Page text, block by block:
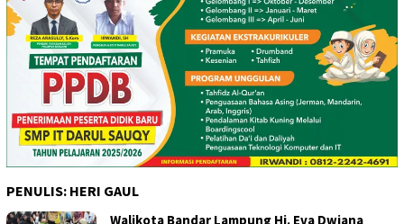
PENULIS: HERI GAUL
Walikota Bandar Lampung Hj. Eva Dwiana